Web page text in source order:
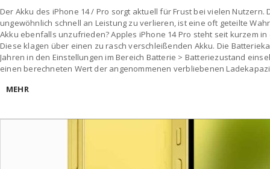
Der Akku des iPhone 14 / Pro sorgt aktuell für Frust bei vielen Nutzern.
ungewöhnlich schnell an Leistung zu verlieren, ist eine oft geteilte
Akku ebenfalls unzufrieden? Apples iPhone 14 Pro steht seit kurzem
Diese klagen über einen zu rasch verschleißenden Akku. Die
Jahren in den Einstellungen im Bereich Batterie > Batteriezustand
einen berechneten Wert der angenommenen verbliebenen
MEHR